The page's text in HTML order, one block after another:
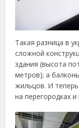
Такая разница в
сложной
здания (высота
метров); а
жильцов. И
на перегородках и